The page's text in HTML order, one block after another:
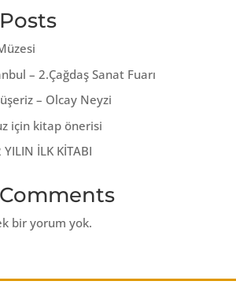
– 2.Çağdaş Sanat Fuarı
– Olcay Neyzi
için kitap önerisi
İLK KİTABI
bir yorum yok.